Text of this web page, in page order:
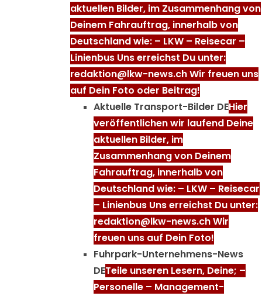
aktuellen Bilder, im Zusammenhang von
Deinem Fahrauftrag, innerhalb von
Deutschland wie: – LKW – Reisecar –
Linienbus Uns erreichst Du unter:
redaktion@lkw-news.ch Wir freuen uns
auf Dein Foto oder Beitrag!
Aktuelle Transport-Bilder DEHier
veröffentlichen wir laufend Deine
aktuellen Bilder, im
Zusammenhang von Deinem
Fahrauftrag, innerhalb von
Deutschland wie: – LKW – Reisecar
– Linienbus Uns erreichst Du unter:
redaktion@lkw-news.ch Wir
freuen uns auf Dein Foto!
Fuhrpark-Unternehmens-News
DETeile unseren Lesern, Deine; –
Personelle – Management-